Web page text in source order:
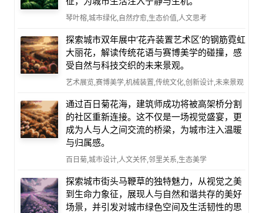
琴叶榕,城市绿化,自然疗愈,生态价值,人文思考
探索城市双年展中‘花卉装置艺术区’的钢筋霓虹
大丽花，解读传统花语与赛博美学的碰撞，感
受自然与科技交织的未来景观。
艺术展览,赛博美学,机械装置,传统文化,创新设计,未来景观
通过百日菊花海，建筑师成功将被高架桥分割
的社区重新连接。这不仅是一场视觉盛宴，更
成为人与人之间交流的桥梁，为城市注入温暖
与归属感。
百日菊,城市设计,人文关怀,邻里关系,生态美学
探索城市街头马鞭草的独特魅力，从视觉之美
到生命力象征，展现人与自然和谐共存的美好
场景，并引发对城市绿色空间及生活韧性的思